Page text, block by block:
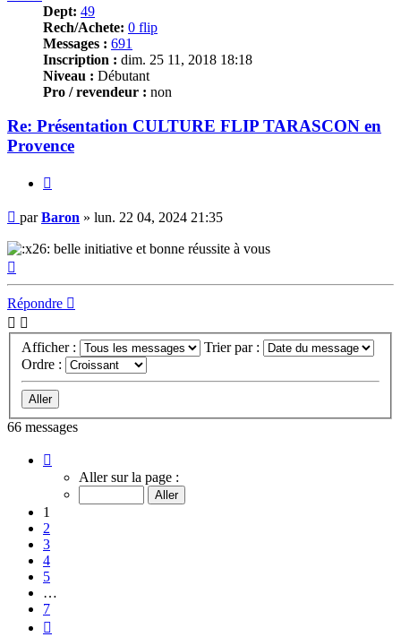
Dept: 49
Rech/Achete: 0 flip
Messages : 691
Inscription : dim. 25 11, 2018 18:18
Niveau : Débutant
Pro / revendeur : non
Re: Présentation CULTURE FLIP TARASCON en
Provence
Message
parBaron » lun. 22 04, 2024 21:35
belle initiative et bonne réussite à vous
Répondre
Afficher :
Trier par :
Ordre :
66 messages
sur
Aller sur la page :
1
2
3
4
5
…
7